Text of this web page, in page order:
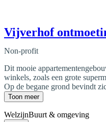
Vijverhof
Non-profit
Dit mooie
winkels, zoals een grote
Op de begane grond bevindt
Toon meer
WelzijnBuurt & omgeving